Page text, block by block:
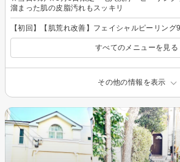
溜まった肌の皮脂汚れもスッキリ
【初回】【肌荒れ改善】フェイシャルピーリング
すべてのメニューを見る
その他の情報を表示